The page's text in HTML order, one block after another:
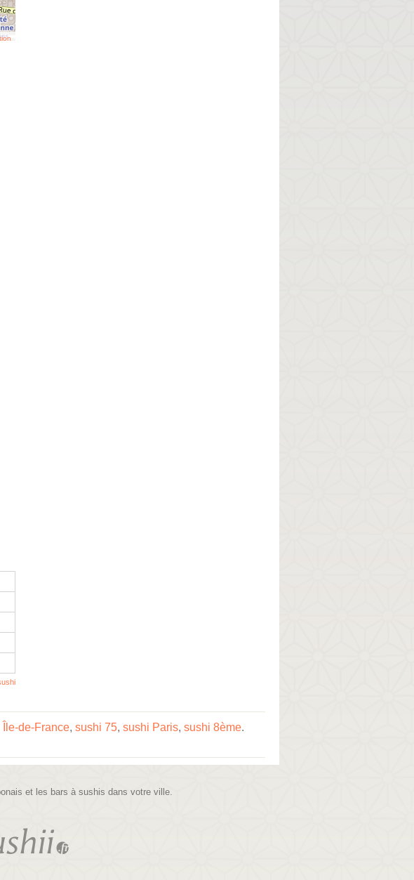
Île-de-France, sushi 75, sushi Paris, sushi 8ème.
et les bars à sushis dans votre ville.